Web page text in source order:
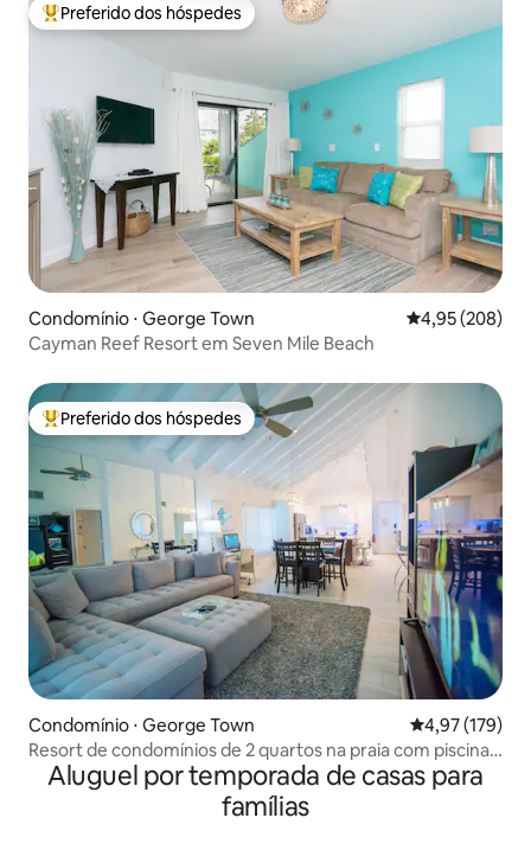
Entre os melhores preferidos dos hóspedes
Preferido dos hóspedes
Condomínio ⋅ George Town 4,95 de uma
4,95 (208)
Cayman Reef Resort em Seven Mile Beach
Entre os melhores preferidos dos hóspedes
Preferido dos hóspedes
Condomínio ⋅ George Town 4,97 de uma
4,97 (179)
Resort de condomínios de 2 quartos na praia com piscina
e vista para o mar
Aluguel por temporada de casas para
famílias